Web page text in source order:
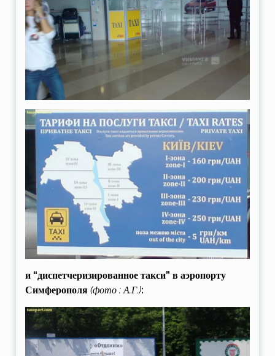
и “диспетчеризированное такси” в аэропорту
Симферополя(фото : А.Г.):